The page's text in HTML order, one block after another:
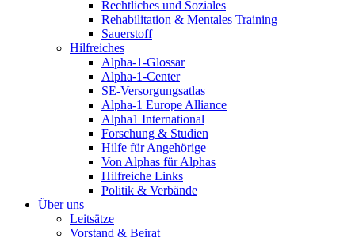
Rechtliches und Soziales
Rehabilitation & Mentales Training
Sauerstoff
Hilfreiches
Alpha-1-Glossar
Alpha-1-Center
SE-Versorgungsatlas
Alpha-1 Europe Alliance
Alpha1 International
Forschung & Studien
Hilfe für Angehörige
Von Alphas für Alphas
Hilfreiche Links
Politik & Verbände
Über uns
Leitsätze
Vorstand & Beirat